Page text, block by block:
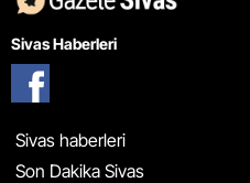
Sivas Haberleri
Sivas haberleri
Son Dakika Sivas